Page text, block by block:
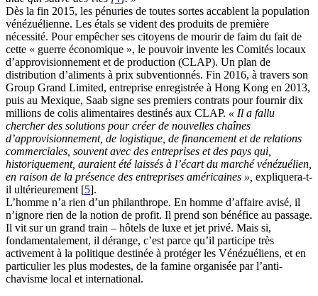
Dès la fin 2015, les pénuries de toutes sortes accablent la population
vénézuélienne. Les étals se vident des produits de première
nécessité. Pour empêcher ses citoyens de mourir de faim du fait de
cette « guerre économique », le pouvoir invente les Comités locaux
d’approvisionnement et de production (CLAP). Un plan de
distribution d’aliments à prix subventionnés. Fin 2016, à travers son
Group Grand Limited, entreprise enregistrée à Hong Kong en 2013,
puis au Mexique, Saab signe ses premiers contrats pour fournir dix
millions de colis alimentaires destinés aux CLAP. « Il a fallu
chercher des solutions pour créer de nouvelles chaînes
d’approvisionnement, de logistique, de financement et de relations
commerciales, souvent avec des entreprises et des pays qui,
historiquement, auraient été laissés à l’écart du marché vénézuélien,
en raison de la présence des entreprises américaines », expliquera-t-
il ultérieurement [5].
L’homme n’a rien d’un philanthrope. En homme d’affaire avisé, il
n’ignore rien de la notion de profit. Il prend son bénéfice au passage.
Il vit sur un grand train – hôtels de luxe et jet privé. Mais si,
fondamentalement, il dérange, c’est parce qu’il participe très
activement à la politique destinée à protéger les Vénézuéliens, et en
particulier les plus modestes, de la famine organisée par l’anti-
chavisme local et international.